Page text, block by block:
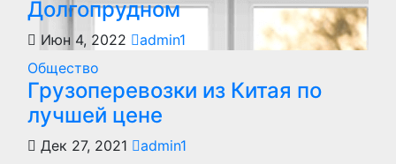
Долгопрудном
Июн 4, 2022
admin1
Общество
Грузоперевозки из Китая по
лучшей цене
Дек 27, 2021
admin1